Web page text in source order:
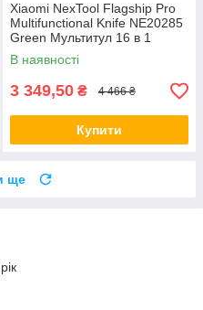
Xiaomi NexTool Flagship Pro
Multifunctional Knife NE20285
Green Мультитул 16 в 1
В наявності
3 349,50 ₴ 4 466 ₴
Купити
ще